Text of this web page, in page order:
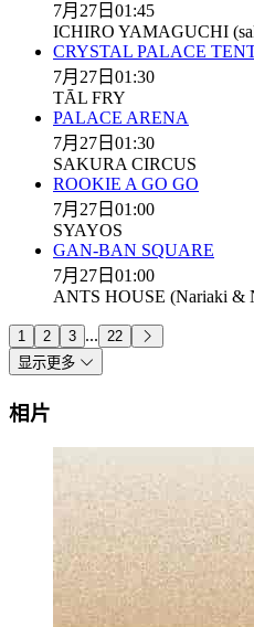
7月27日 01:45
ICHIRO YAMAGUCHI
CRYSTAL PALACE
7月27日 01:30
TĀL FRY
PALACE ARENA
7月27日 01:30
SAKURA CIRCUS
ROOKIE A GO GO
7月27日 01:00
SYAYOS
GAN-BAN SQUARE
7月27日 01:00
ANTS HOUSE (Nariaki &
1 2 3 ... 22
显示更多
相片